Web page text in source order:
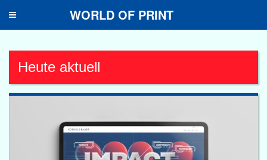
Toggle
WORLD OF PRINT
Heute aktuell